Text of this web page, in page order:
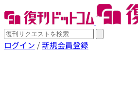
ログイン /新規会員登録